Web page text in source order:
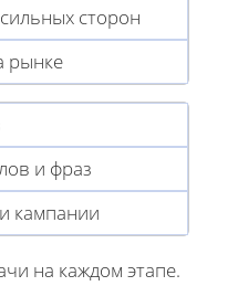
сторон
рынке
и фраз
кампании
на каждом этапе.